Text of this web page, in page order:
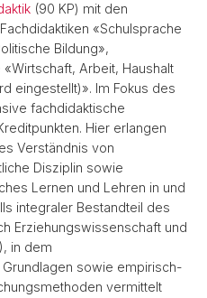
(90 KP) mit den
«Schulsprache
Bildung»,
Arbeit, Haushalt
eingestellt)». Im Fokus des
fachdidaktische
Hier erlangen
Verständnis von
Disziplin sowie
Lernen und Lehren in und
integraler Bestandteil des
Erziehungswissenschaft und
in dem
sowie empirisch-
vermittelt